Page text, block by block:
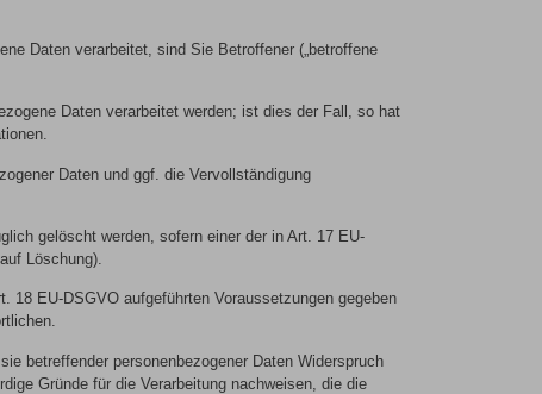
Daten verarbeitet, sind Sie Betroffener („betroffene
Daten verarbeitet werden; ist dies der Fall, so hat
Daten und ggf. die Vervollständigung
gelöscht werden, sofern einer der in Art. 17 EU-
Löschung).
18 EU-DSGVO aufgeführten Voraussetzungen gegeben
betreffender personenbezogener Daten Widerspruch
Gründe für die Verarbeitung nachweisen, die die